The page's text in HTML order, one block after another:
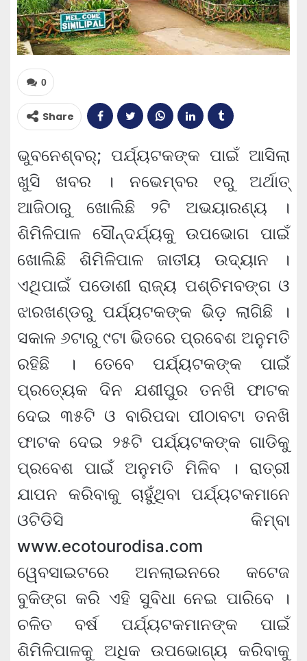
0
Share
ଭୁବନେଶ୍ବର୍; ପର୍ଯ୍ୟଟକଙ୍କ ପାଇଁ ଆସିଲା
ଖୁସି ଖବର । ନଭେମ୍ବର ୧ରୁ ଅର୍ଥାତ୍
ଆଜିଠାରୁ ଖୋଲିଛି ୨ଟି ଅଭୟାରଣ୍ୟ ।
ଶିମିଳିପାଳ ସୌନ୍ଦର୍ଯ୍ୟକୁ ଉପଭୋଗ ପାଇଁ
ଖୋଲିଛି ଶିମିଳିପାଳ ଜାତୀୟ ଉଦ୍ୟାନ ।
ଏଥିପାଇଁ ପଡୋଶୀ ରାଜ୍ୟ ପଶ୍ଚିମବଙ୍ଗ ଓ
ଝାରଖଣ୍ଡରୁ ପର୍ଯ୍ୟଟକଙ୍କ ଭିଡ଼ ଲାଗିଛି ।
ସକାଳ ୬ଟାରୁ ୯ଟା ଭିତରେ ପ୍ରବେଶ ଅନୁମତି
ରହିଛି । ତେବେ ପର୍ଯ୍ୟଟକଙ୍କ ପାଇଁ
ପ୍ରତ୍ୟେକ ଦିନ ଯଶୀପୁର ତନଖି ଫାଟକ
ଦେଇ ୩୫ଟି ଓ ବାରିପଦା ପୀଠାବଟା ତନଖି
ଫାଟକ ଦେଇ ୨୫ଟି ପର୍ଯ୍ୟଟକଙ୍କ ଗାଡିକୁ
ପ୍ରବେଶ ପାଇଁ ଅନୁମତି ମିଳିବ । ରାତ୍ରୀ
ଯାପନ କରିବାକୁ ଚାହୁଁଥିବା ପର୍ଯ୍ୟଟକମାନେ
ଓଟିଡିସି କିମ୍ବା
www.ecotourodisa.com
ୱେବସାଇଟରେ ଅନଲାଇନରେ କଟେଜ
ବୁକିଙ୍ଗ କରି ଏହି ସୁବିଧା ନେଇ ପାରିବେ ।
ଚଳିତ ବର୍ଷ ପର୍ଯ୍ୟଟକମାନଙ୍କ ପାଇଁ
ଶିମିଳିପାଳକୁ ଅଧିକ ଉପଭୋଗ୍ୟ କରିବାକୁ